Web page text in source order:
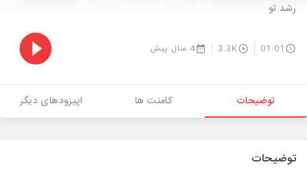
رشد تو
01:01
3.3K 4 سال پیش
توضیحات کامنت ها اپیزودهای دیگر
توضیحات